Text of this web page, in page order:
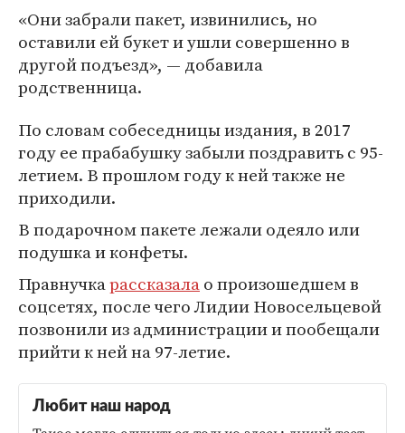
«Они забрали пакет, извинились, но
оставили ей букет и ушли совершенно в
другой подъезд», — добавила
родственница.
По словам собеседницы издания, в 2017
году ее прабабушку забыли поздравить с 95-
летием. В прошлом году к ней также не
приходили.
В подарочном пакете лежали одеяло или
подушка и конфеты.
Правнучкарассказалао произошедшем в
соцсетях, после чего Лидии Новосельцевой
позвонили из администрации и пообещали
прийти к ней на 97-летие.